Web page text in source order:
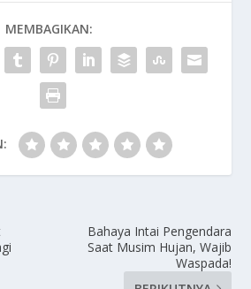
MEMBAGIKAN:
Bahaya Intai Pengendara
Saat Musim Hujan, Wajib
Waspada!